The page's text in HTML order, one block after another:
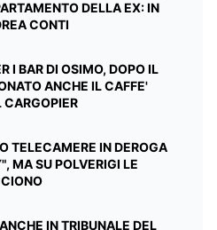
DELLA EX: IN
CONTI
I BAR DI OSIMO, DOPO IL
ANCHE IL CAFFE'
CARGOPIER
TELECAMERE IN DEROGA
MA SU POLVERIGI LE
IN TRIBUNALE DEL